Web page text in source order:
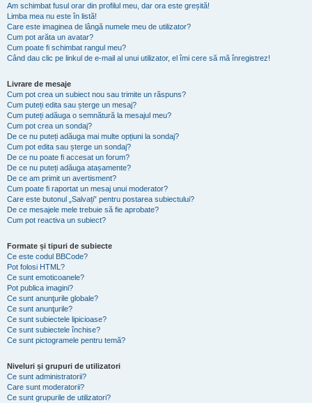
Am schimbat fusul orar din profilul meu, dar ora este greșită!
Limba mea nu este în listă!
Care este imaginea de lângă numele meu de utilizator?
Cum pot arăta un avatar?
Cum poate fi schimbat rangul meu?
Când dau clic pe linkul de e-mail al unui utilizator, el îmi cere să mă înregistrez!
Livrare de mesaje
Cum pot crea un subiect nou sau trimite un răspuns?
Cum puteți edita sau șterge un mesaj?
Cum puteți adăuga o semnătură la mesajul meu?
Cum pot crea un sondaj?
De ce nu puteți adăuga mai multe opțiuni la sondaj?
Cum pot edita sau șterge un sondaj?
De ce nu poate fi accesat un forum?
De ce nu puteți adăuga atașamente?
De ce am primit un avertisment?
Cum poate fi raportat un mesaj unui moderator?
Care este butonul „Salvați” pentru postarea subiectului?
De ce mesajele mele trebuie să fie aprobate?
Cum pot reactiva un subiect?
Formate și tipuri de subiecte
Ce este codul BBCode?
Pot folosi HTML?
Ce sunt emoticoanele?
Pot publica imagini?
Ce sunt anunţurile globale?
Ce sunt anunţurile?
Ce sunt subiectele lipicioase?
Ce sunt subiectele închise?
Ce sunt pictogramele pentru temă?
Niveluri și grupuri de utilizatori
Ce sunt administratorii?
Care sunt moderatorii?
Ce sunt grupurile de utilizatori?